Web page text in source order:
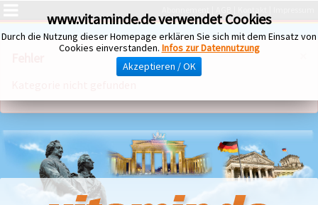
www.vitaminde.de verwendet Cookies
Durch die Nutzung dieser Homepage erklären Sie sich mit dem Einsatz von
Cookies einverstanden. Infos zur Datennutzung
Akzeptieren / OK